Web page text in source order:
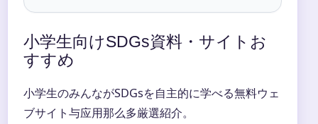
小学生向けSDGs資料・サイトお
すすめ
小学生のみんながSDGsを自主的に学べる無料ウェ
ブサイト与应用那么多厳選紹介。